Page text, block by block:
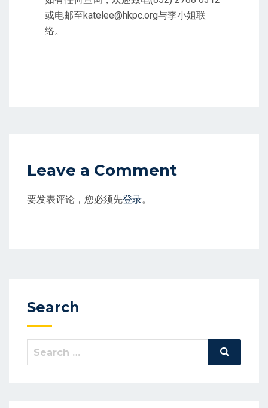
或电邮至katelee@hkpc.org与李小姐联
络。
Leave a Comment
要发表评论，您必须先登录。
Search
Search
Search